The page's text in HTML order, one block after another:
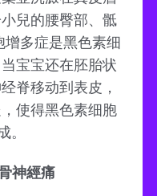
兒的腰臀部、骶
多症是黑色素细
宝宝还在胚胎状
脊移动到表皮，
使得黑色素细胞
。
神經痛